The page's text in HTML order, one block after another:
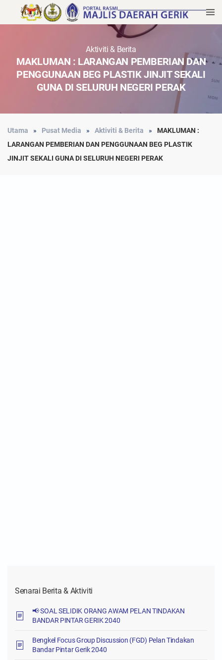
Aktiviti & Berita
MAKLUMAN : LARANGAN PEMBERIAN DAN
PENGGUNAAN BEG PLASTIK JINJIT SEKALI
GUNA DI SELURUH NEGERI PERAK
Utama Pusat Media Aktiviti & Berita
MAKLUMAN :
LARANGAN PEMBERIAN DAN PENGGUNAAN BEG PLASTIK
JINJIT SEKALI GUNA DI SELURUH NEGERI PERAK
Senarai Berita & Aktiviti
📢 SOAL SELIDIK ORANG AWAM PELAN TINDAKAN
BANDAR PINTAR GERIK 2040
Bengkel Focus Group Discussion (FGD) Pelan Tindakan
Bandar Pintar Gerik 2040